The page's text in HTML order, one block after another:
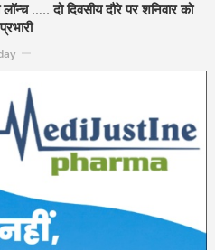
लॉन्च ….. दो दिवसीय दौरे पर शनिवार को